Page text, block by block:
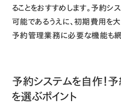
ることをおすすめします。 予約シ
可能であるうえに、初期費用を大
予約管理業務に必要な機能も網
予約システムを自作！
を選ぶポイント